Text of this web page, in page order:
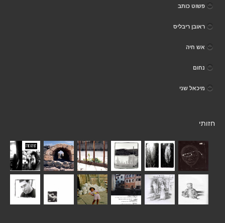
פשוט כותב
ראובן ריבליס
אש חיה
נחום
מיכאל שני
חזותי